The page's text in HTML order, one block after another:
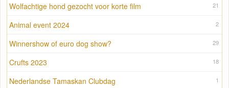
21
Wolfachtige hond gezocht voor korte film
2
Animal event 2024
29
Winnershow of euro dog show?
18
Crufts 2023
1
Nederlandse Tamaskan Clubdag